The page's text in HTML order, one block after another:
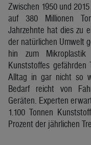
Zwischen 1950 und
auf 380 Millionen
Jahrzehnte hat dies zu
der natürlichen Umwelt
hin zum
Kunststoffes
Alltag in gar nicht so
Bedarf reicht von
Geräten. Experten
1.100 Tonnen
Prozent der jährlichen